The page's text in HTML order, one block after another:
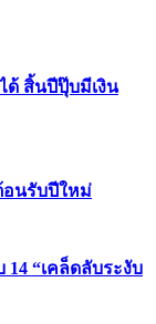
ด้ สิ้นปีปุ๊บมีเงิน
อนรับปีใหม่
“เคล็ดลับระงับ